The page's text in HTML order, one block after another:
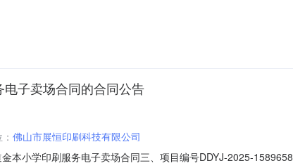
子卖场合同的合同公告
佛山市展恒印刷科技有限公司
小学印刷服务电子卖场合同三、项目编号DDYJ-2025-